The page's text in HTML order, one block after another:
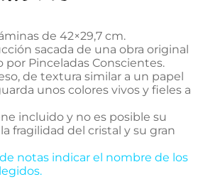
de 42×29,7 cm.
sacada de una obra original
por Pinceladas Conscientes.
de textura similar a un papel
unos colores vivos y fieles a
incluido y no es posible su
fragilidad del cristal y su gran
notas indicar el nombre de los